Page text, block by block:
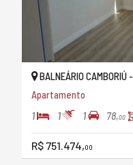
BALNEÁRIO CAMBORIÚ -
Apartamento
1 1 1 78,00
R$ 751.474,00